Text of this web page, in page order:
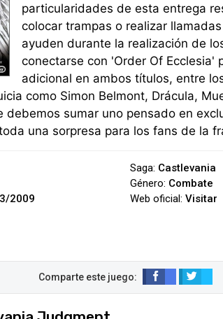
particularidades de esta entrega
colocar trampas o realizar
ayuden durante la realización de
conectarse con 'Order Of Ecclesia'
adicional en ambos títulos, entre
como Simon Belmont, Drácula,
debemos sumar uno pensado en
una sorpresa para los fans de la
2009
Saga: Castlevania
Género: Combate
Web oficial:Visitar